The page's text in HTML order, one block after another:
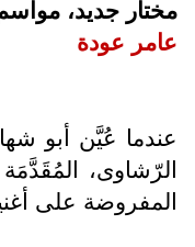
مختار جديد،
عامر عودة
عندما عُيَّن أبو
الرّشاوى،
المفروضة على